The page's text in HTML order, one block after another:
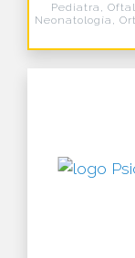
Pediatra,
Neonatología,